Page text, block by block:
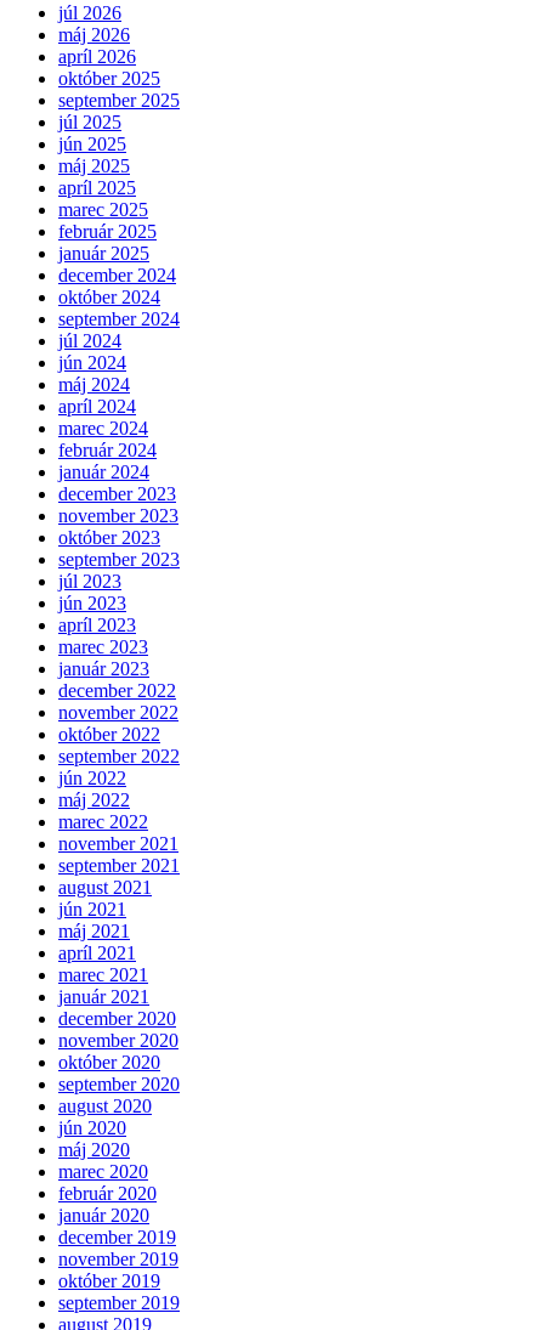
júl 2026
máj 2026
apríl 2026
október 2025
september 2025
júl 2025
jún 2025
máj 2025
apríl 2025
marec 2025
február 2025
január 2025
december 2024
október 2024
september 2024
júl 2024
jún 2024
máj 2024
apríl 2024
marec 2024
február 2024
január 2024
december 2023
november 2023
október 2023
september 2023
júl 2023
jún 2023
apríl 2023
marec 2023
január 2023
december 2022
november 2022
október 2022
september 2022
jún 2022
máj 2022
marec 2022
november 2021
september 2021
august 2021
jún 2021
máj 2021
apríl 2021
marec 2021
január 2021
december 2020
november 2020
október 2020
september 2020
august 2020
jún 2020
máj 2020
marec 2020
február 2020
január 2020
december 2019
november 2019
október 2019
september 2019
august 2019